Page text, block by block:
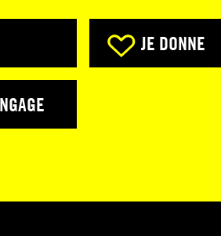
JE DONNE